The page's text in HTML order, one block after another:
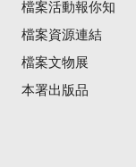
檔案活動報你知
檔案資源連結
檔案文物展
本署出版品